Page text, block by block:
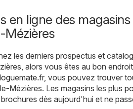
en ligne des
Mézières
les derniers prospectus et
alors vous êtes au bon
, vous pouvez trouver
Mézières. Les magasins les plus
dès aujourd'hui et ne